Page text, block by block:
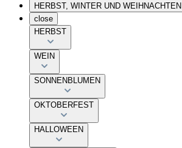
HERBST, WINTER UND WEIHNACHTEN
close
HERBST
WEIN
SONNENBLUMEN
OKTOBERFEST
HALLOWEEN